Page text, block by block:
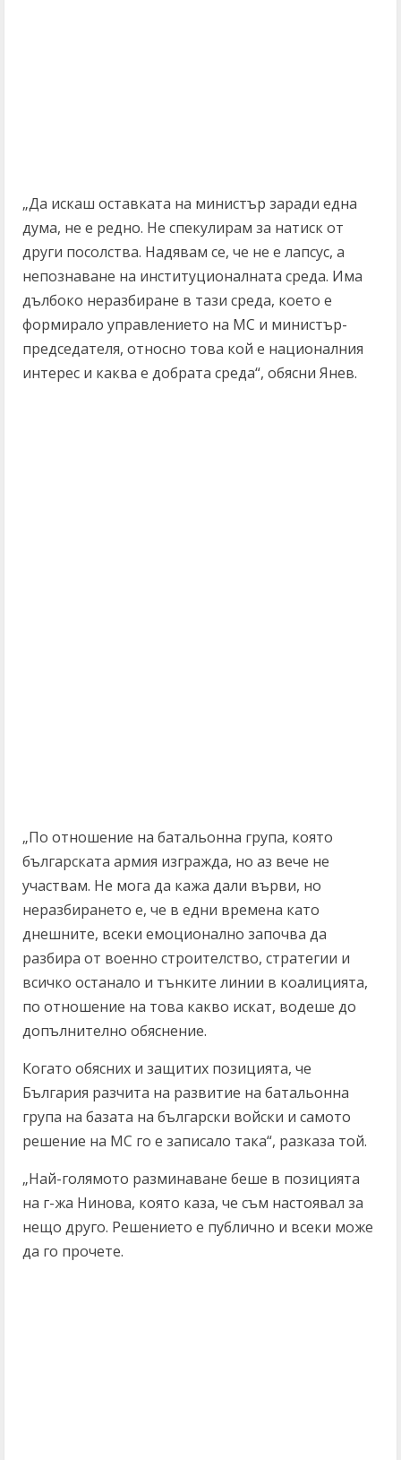
„Да искаш оставката на министър заради една
дума, не е редно. Не спекулирам за натиск от
други посолства. Надявам се, че не е лапсус, а
непознаване на институционалната среда. Има
дълбоко неразбиране в тази среда, което е
формирало управлението на МС и министър-
председателя, относно това кой е националния
интерес и каква е добрата среда“, обясни Янев.
„По отношение на батальонна група, която
българската армия изгражда, но аз вече не
участвам. Не мога да кажа дали върви, но
неразбирането е, че в едни времена като
днешните, всеки емоционално започва да
разбира от военно строителство, стратегии и
всичко останало и тънките линии в коалицията,
по отношение на това какво искат, водеше до
допълнително обяснение.
Когато обясних и защитих позицията, че
България разчита на развитие на батальонна
група на базата на български войски и самото
решение на МС го е записало така“, разказа той.
„Най-голямото разминаване беше в позицията
на г-жа Нинова, която каза, че съм настоявал за
нещо друго. Решението е публично и всеки може
да го прочете.